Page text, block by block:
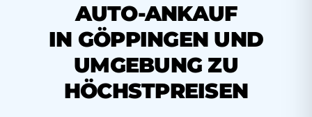
AUTO-ANKAUF
IN GÖPPINGEN UND
UMGEBUNG ZU
HÖCHSTPREISEN